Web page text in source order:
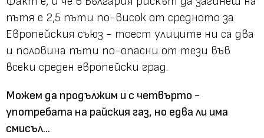
пътя е 2,5 пъти по-висок от средното за
Европейския съюз - тоест улиците ни са два
и половина пъти по-опасни от тези във
всеки среден европейски град.
Можем да продължим и с четвърто -
употребата на райския газ, но едва ли има
смисъл...